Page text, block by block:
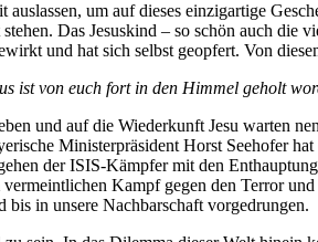
auslassen, um auf dieses einzigartige
Das Jesuskind – so schön auch die
und hat sich selbst geopfert. Von
ist von euch fort in den Himmel geholt
und auf die Wiederkunft Jesu warten
Ministerpräsident Horst Seehofer
der ISIS‐Kämpfer mit den
Kampf gegen den Terror
bis in unsere Nachbarschaft vorgedrungen.